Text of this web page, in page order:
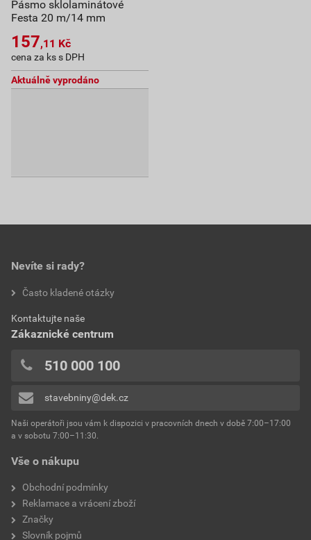
Pásmo sklolaminátové
Festa 20 m/14 mm
157,11 Kč
cena za ks s DPH
Aktuálně vyprodáno
Vše o nákupu
Obchodní podmínky
Reklamace a vrácení zboží
Značky
Slovník pojmů
Nevíte si rady?
Často kladené otázky
Kontaktujte naše
Zákaznické centrum
510 000 100
stavebniny@dek.cz
Naši operátoři jsou vám k dispozici v pracovních dnech v době 7:00–17:00
a v sobotu 7:00–11:30.